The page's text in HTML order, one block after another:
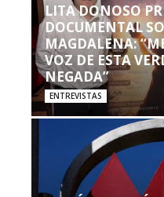
LITA DONOSO
DOCUMENTAL
MAGDALENA:
VOZ DE ESTA
NEGADA”
ENTREVISTAS